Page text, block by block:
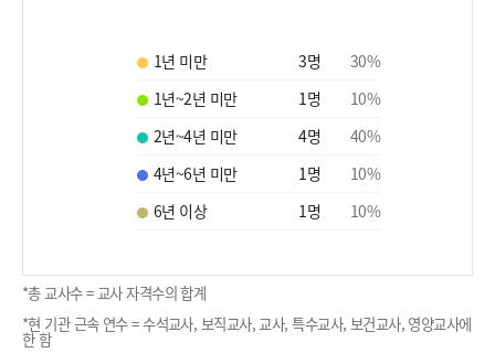
1년 미만 3명 30%
1년~2년 미만
1명 10%
2년~4년 미만
4명 40%
4년~6년 미만
1명 10%
6년 이상
1명 10%
*총 교사수 = 교사 자격수의 합계
*현 기관 근속 연수 = 수석교사, 보직교사, 교사, 특수교사, 보건교사, 영양교사에
한 함